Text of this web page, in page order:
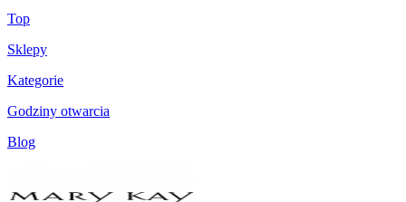
Top
Sklepy
Kategorie
Godziny otwarcia
Blog